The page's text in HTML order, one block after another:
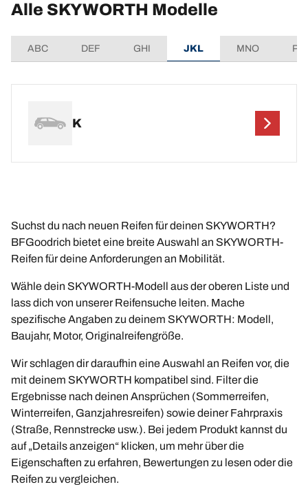
Alle SKYWORTH Modelle
ABC DEF GHI JKL MNO
K
Suchst du nach neuen Reifen für deinen SKYWORTH?
BFGoodrich bietet eine breite Auswahl an SKYWORTH-
Reifen für deine Anforderungen an Mobilität.
Wähle dein SKYWORTH-Modell aus der oberen Liste und
lass dich von unserer Reifensuche leiten. Mache
spezifische Angaben zu deinem SKYWORTH: Modell,
Baujahr, Motor, Originalreifengröße.
Wir schlagen dir daraufhin eine Auswahl an Reifen vor, die
mit deinem SKYWORTH kompatibel sind. Filter die
Ergebnisse nach deinen Ansprüchen (Sommerreifen,
Winterreifen, Ganzjahresreifen) sowie deiner Fahrpraxis
(Straße, Rennstrecke usw.). Bei jedem Produkt kannst du
auf „Details anzeigen“ klicken, um mehr über die
Eigenschaften zu erfahren, Bewertungen zu lesen oder die
Reifen zu vergleichen.